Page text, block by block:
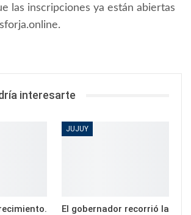
las inscripciones ya están abiertas
interesarte
JUJUY
El gobernador recorrió la